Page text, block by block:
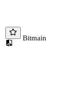
Bitmain